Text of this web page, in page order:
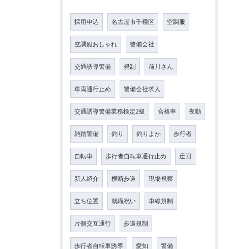
採用申込 名古屋市千種区 空調服
空調服おしゃれ 警備会社
交通誘導警備 規制 前川さん
車両通行止め 警備会社求人
交通誘導警備業務検定2級 合格率 夜勤
雑踏警備 釣り 釣りよか 歩行者
自転車 歩行者自転車通行止め 迂回
新人紹介 横断歩道 現場視察
立ち位置 就職祝い 車線規制
片側交互通行 歩道規制
歩行者自転車誘導 愛知 警備